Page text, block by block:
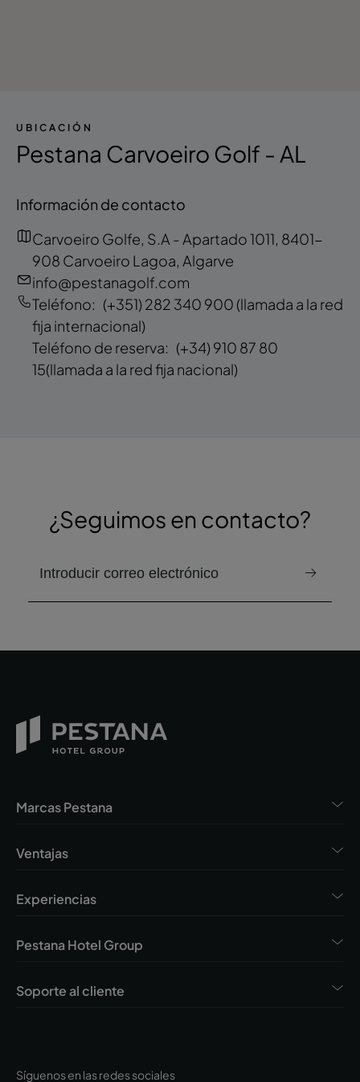
UBICACIÓN
Pestana Carvoeiro Golf - AL
Información de contacto
Carvoeiro Golfe, S.A - Apartado 1011, 8401-
908 Carvoeiro Lagoa, Algarve
info@pestanagolf.com
Teléfono: (+351) 282 340 900 (llamada a la red
fija internacional)
Teléfono de reserva: (+34) 910 87 80
15(llamada a la red fija nacional)
¿Seguimos en contacto?
correo electrónico para recibir el boletín
Síguenos en las redes sociales
Marcas Pestana
Ventajas
Experiencias
Pestana Hotel Group
Soporte al cliente